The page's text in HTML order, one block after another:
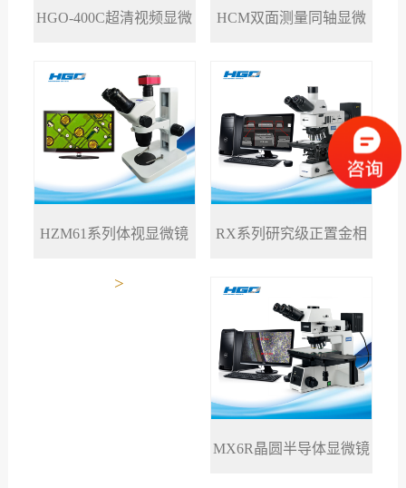
HGO-400C超清视频显微 HCM双面测量同轴显微
HZM61系列体视显微镜
>
RX系列研究级正置金相
显微镜
MX6R晶圆半导体显微镜